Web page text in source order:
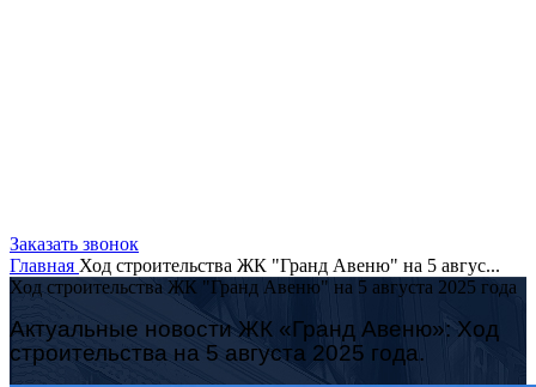
Заказать звонок
Главная Ход строительства ЖК "Гранд Авеню" на 5 авгус...
Ход строительства ЖК "Гранд Авеню" на 5 августа 2025 года
Актуальные новости ЖК «Гранд Авеню»: Ход
строительства на 5 августа 2025 года.